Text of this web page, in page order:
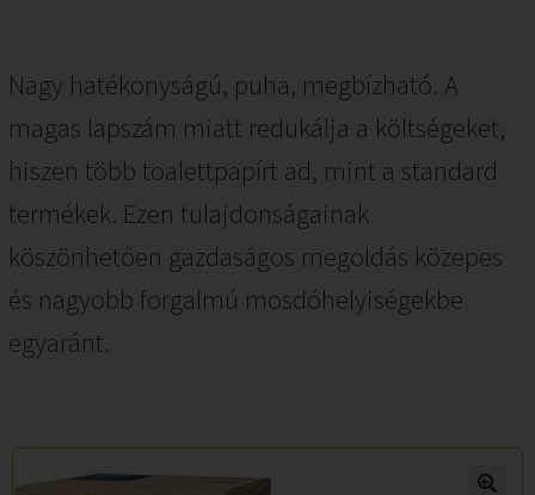
Nagy hatékonyságú, puha, megbízható. A
magas lapszám miatt redukálja a költségeket,
hiszen több toalettpapírt ad, mint a standard
termékek. Ezen tulajdonságainak
köszönhetően gazdaságos megoldás közepes
és nagyobb forgalmú mosdóhelyiségekbe
egyaránt.